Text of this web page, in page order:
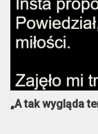
„A tak wygląda